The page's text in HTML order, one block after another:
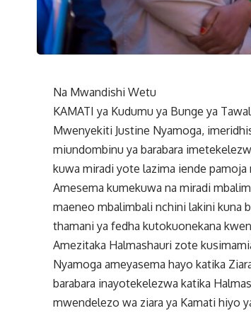
Na Mwandishi Wetu
KAMATI ya Kudumu ya Bunge ya
Mwenyekiti Justine Nyamoga,
miundombinu ya barabara
kuwa miradi yote lazima iende pamoja
Amesema kumekuwa na miradi
maeneo mbalimbali nchini lakini kuna
thamani ya fedha kutokuonekana
Amezitaka Halmashauri zote
Nyamoga ameyasema hayo katika
barabara inayotekelezwa katika
mwendelezo wa ziara ya Kamati hiyo